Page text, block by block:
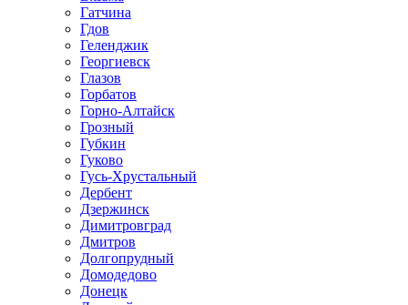
Гатчина
Гдов
Геленджик
Георгиевск
Глазов
Горбатов
Горно-Алтайск
Грозный
Губкин
Гуково
Гусь-Хрустальный
Дербент
Дзержинск
Димитровград
Дмитров
Долгопрудный
Домодедово
Донецк